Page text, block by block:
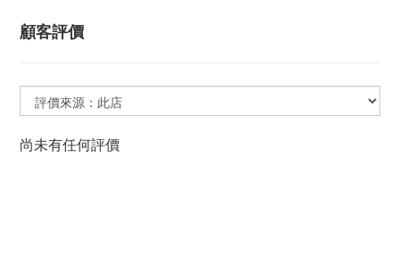
顧客評價
尚未有任何評價